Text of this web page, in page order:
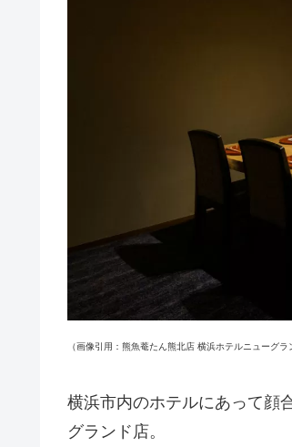
（画像引用：熊魚菴たん熊北店 横浜ホテルニューグ
横浜市内のホテルにあって顔
グランド店。